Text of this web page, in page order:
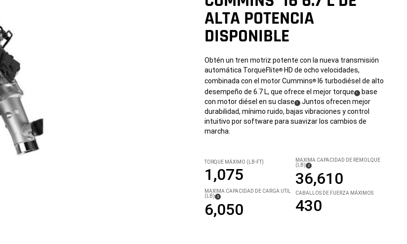
ALTA POTENCIA
DISPONIBLE
Obtén un tren motriz potente con la nueva transmisión
automática TorqueFlite®HD de ocho velocidades,
combinada con el motor Cummins®I6 turbodiésel de alto
desempeño de 6.7 L, que ofrece el mejor torque (
Disclosure
1 ) base
con motor diésel en su clase (
Disclosure
1 ) Juntos ofrecen mejor
durabilidad, mínimo ruido, bajas vibraciones y control
intuitivo por software para suavizar los cambios de
marcha.
TORQUE MÁXIMO (LB-FT)
1,075
MÁXIMA CAPACIDAD DE REMOLQUE
(LB) ( DISCLOSURE
2)
36,610
MÁXIMA CAPACIDAD DE CARGA ÚTIL
(LB) ( DISCLOSURE
3)
6,050
CABALLOS DE FUERZA MÁXIMOS
430